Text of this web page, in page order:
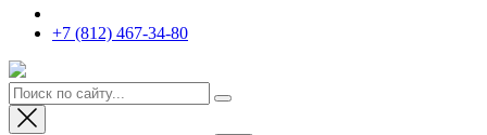
+7 (812) 467-34-80